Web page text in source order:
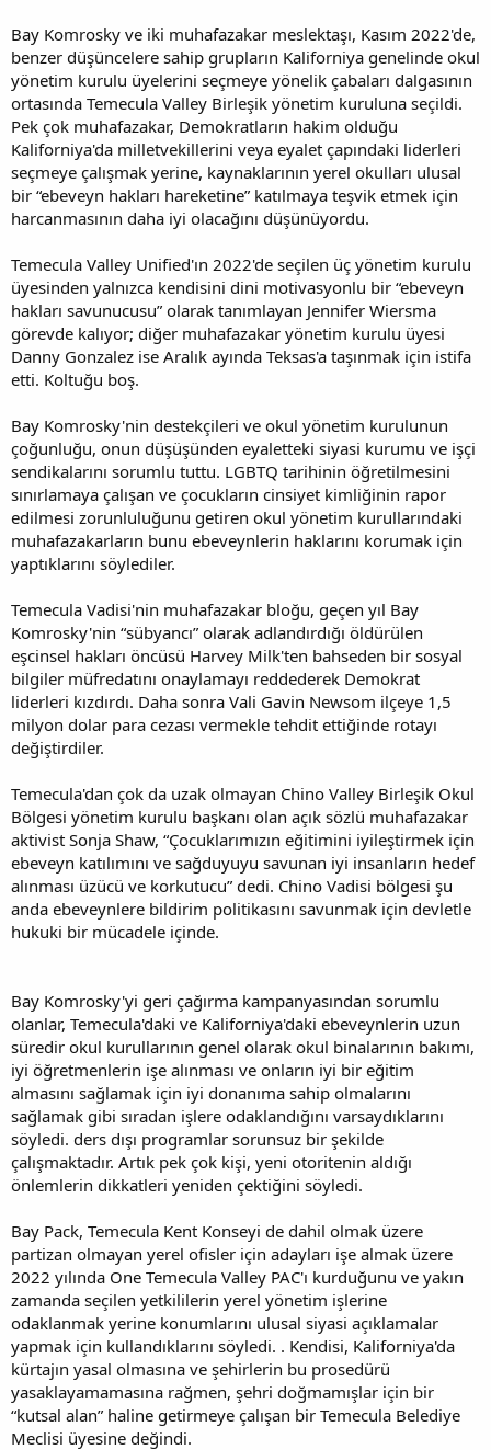
Bay Komrosky ve iki muhafazakar meslektaşı, Kasım 2022'de,
benzer düşüncelere sahip grupların Kaliforniya genelinde okul
yönetim kurulu üyelerini seçmeye yönelik çabaları dalgasının
ortasında Temecula Valley Birleşik yönetim kuruluna seçildi.
Pek çok muhafazakar, Demokratların hakim olduğu
Kaliforniya'da milletvekillerini veya eyalet çapındaki liderleri
seçmeye çalışmak yerine, kaynaklarının yerel okulları ulusal
bir “ebeveyn hakları hareketine” katılmaya teşvik etmek için
harcanmasının daha iyi olacağını düşünüyordu.
Temecula Valley Unified'ın 2022'de seçilen üç yönetim kurulu
üyesinden yalnızca kendisini dini motivasyonlu bir “ebeveyn
hakları savunucusu” olarak tanımlayan Jennifer Wiersma
görevde kalıyor; diğer muhafazakar yönetim kurulu üyesi
Danny Gonzalez ise Aralık ayında Teksas'a taşınmak için istifa
etti. Koltuğu boş.
Bay Komrosky'nin destekçileri ve okul yönetim kurulunun
çoğunluğu, onun düşüşünden eyaletteki siyasi kurumu ve işçi
sendikalarını sorumlu tuttu. LGBTQ tarihinin öğretilmesini
sınırlamaya çalışan ve çocukların cinsiyet kimliğinin rapor
edilmesi zorunluluğunu getiren okul yönetim kurullarındaki
muhafazakarların bunu ebeveynlerin haklarını korumak için
yaptıklarını söylediler.
Temecula Vadisi'nin muhafazakar bloğu, geçen yıl Bay
Komrosky'nin “sübyancı” olarak adlandırdığı öldürülen
eşcinsel hakları öncüsü Harvey Milk'ten bahseden bir sosyal
bilgiler müfredatını onaylamayı reddederek Demokrat
liderleri kızdırdı. Daha sonra Vali Gavin Newsom ilçeye 1,5
milyon dolar para cezası vermekle tehdit ettiğinde rotayı
değiştirdiler.
Temecula'dan çok da uzak olmayan Chino Valley Birleşik Okul
Bölgesi yönetim kurulu başkanı olan açık sözlü muhafazakar
aktivist Sonja Shaw, “Çocuklarımızın eğitimini iyileştirmek için
ebeveyn katılımını ve sağduyuyu savunan iyi insanların hedef
alınması üzücü ve korkutucu” dedi. Chino Vadisi bölgesi şu
anda ebeveynlere bildirim politikasını savunmak için devletle
hukuki bir mücadele içinde.
Bay Komrosky'yi geri çağırma kampanyasından sorumlu
olanlar, Temecula'daki ve Kaliforniya'daki ebeveynlerin uzun
süredir okul kurullarının genel olarak okul binalarının bakımı,
iyi öğretmenlerin işe alınması ve onların iyi bir eğitim
almasını sağlamak için iyi donanıma sahip olmalarını
sağlamak gibi sıradan işlere odaklandığını varsaydıklarını
söyledi. ders dışı programlar sorunsuz bir şekilde
çalışmaktadır. Artık pek çok kişi, yeni otoritenin aldığı
önlemlerin dikkatleri yeniden çektiğini söyledi.
Bay Pack, Temecula Kent Konseyi de dahil olmak üzere
partizan olmayan yerel ofisler için adayları işe almak üzere
2022 yılında One Temecula Valley PAC'ı kurduğunu ve yakın
zamanda seçilen yetkililerin yerel yönetim işlerine
odaklanmak yerine konumlarını ulusal siyasi açıklamalar
yapmak için kullandıklarını söyledi. . Kendisi, Kaliforniya'da
kürtajın yasal olmasına ve şehirlerin bu prosedürü
yasaklayamamasına rağmen, şehri doğmamışlar için bir
“kutsal alan” haline getirmeye çalışan bir Temecula Belediye
Meclisi üyesine değindi.